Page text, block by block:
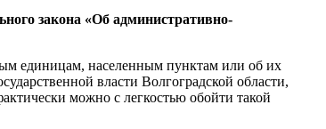
закона «Об административно-
единицам, населенным пунктам или об их
власти Волгоградской области,
можно с легкостью обойти такой